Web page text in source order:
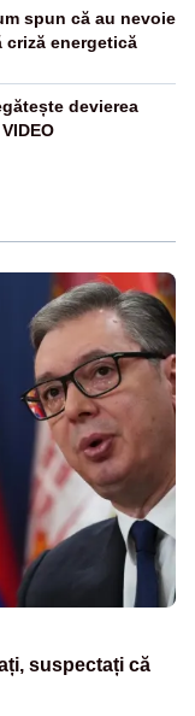
spun că au nevoie
criză energetică
devierea
suspectați că